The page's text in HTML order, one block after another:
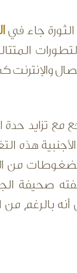
جاء في
مع تزايد
هذه
من
صحيفة
أنه بالرغم